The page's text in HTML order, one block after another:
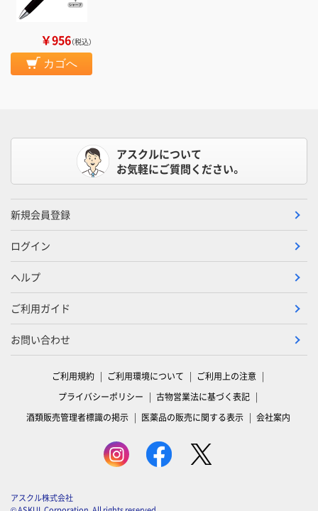
￥956（税込）
カゴへ
アスクルについて
お気軽にご質問ください。
新規会員登録
ログイン
ヘルプ
ご利用ガイド
お問い合わせ
ご利用規約 ご利用環境について
ご利用上の注意
プライバシーポリシー
古物営業法に基づく表記
酒類販売管理者標識の掲示
医薬品の販売に関する表示 会社案内
アスクル株式会社